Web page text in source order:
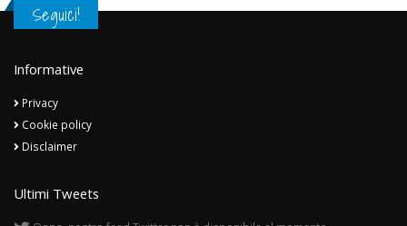
Seguici!
Informative
Privacy
Cookie policy
Disclaimer
Ultimi Tweets